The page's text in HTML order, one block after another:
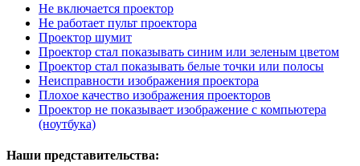
Не включается проектор
Не работает пульт проектора
Проектор шумит
Проектор стал показывать синим или зеленым цветом
Проектор стал показывать белые точки или полосы
Неисправности изображения проектора
Плохое качество изображения проекторов
Проектор не показывает изображение с компьютера
(ноутбука)
Наши представительства: